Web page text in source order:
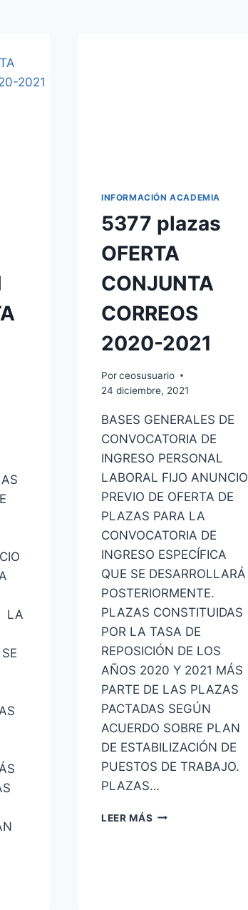
LA
INFORMACIÓN ACADEMIA
5377 plazas
OFERTA
CONJUNTA
CORREOS
2020-2021
Porceosusuario
24 diciembre, 2021
BASES GENERALES DE
CONVOCATORIA DE
INGRESO PERSONAL
LABORAL FIJO ANUNCIO
PREVIO DE OFERTA DE
PLAZAS PARA LA
CONVOCATORIA DE
INGRESO ESPECÍFICA
QUE SE DESARROLLARÁ
POSTERIORMENTE.
PLAZAS CONSTITUIDAS
POR LA TASA DE
REPOSICIÓN DE LOS
AÑOS 2020 Y 2021 MÁS
PARTE DE LAS PLAZAS
PACTADAS SEGÚN
ACUERDO SOBRE PLAN
DE ESTABILIZACIÓN DE
PUESTOS DE TRABAJO.
PLAZAS…
LEER MÁS 5377